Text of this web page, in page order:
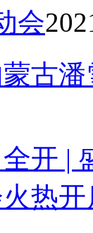
会
古
开 |
热开